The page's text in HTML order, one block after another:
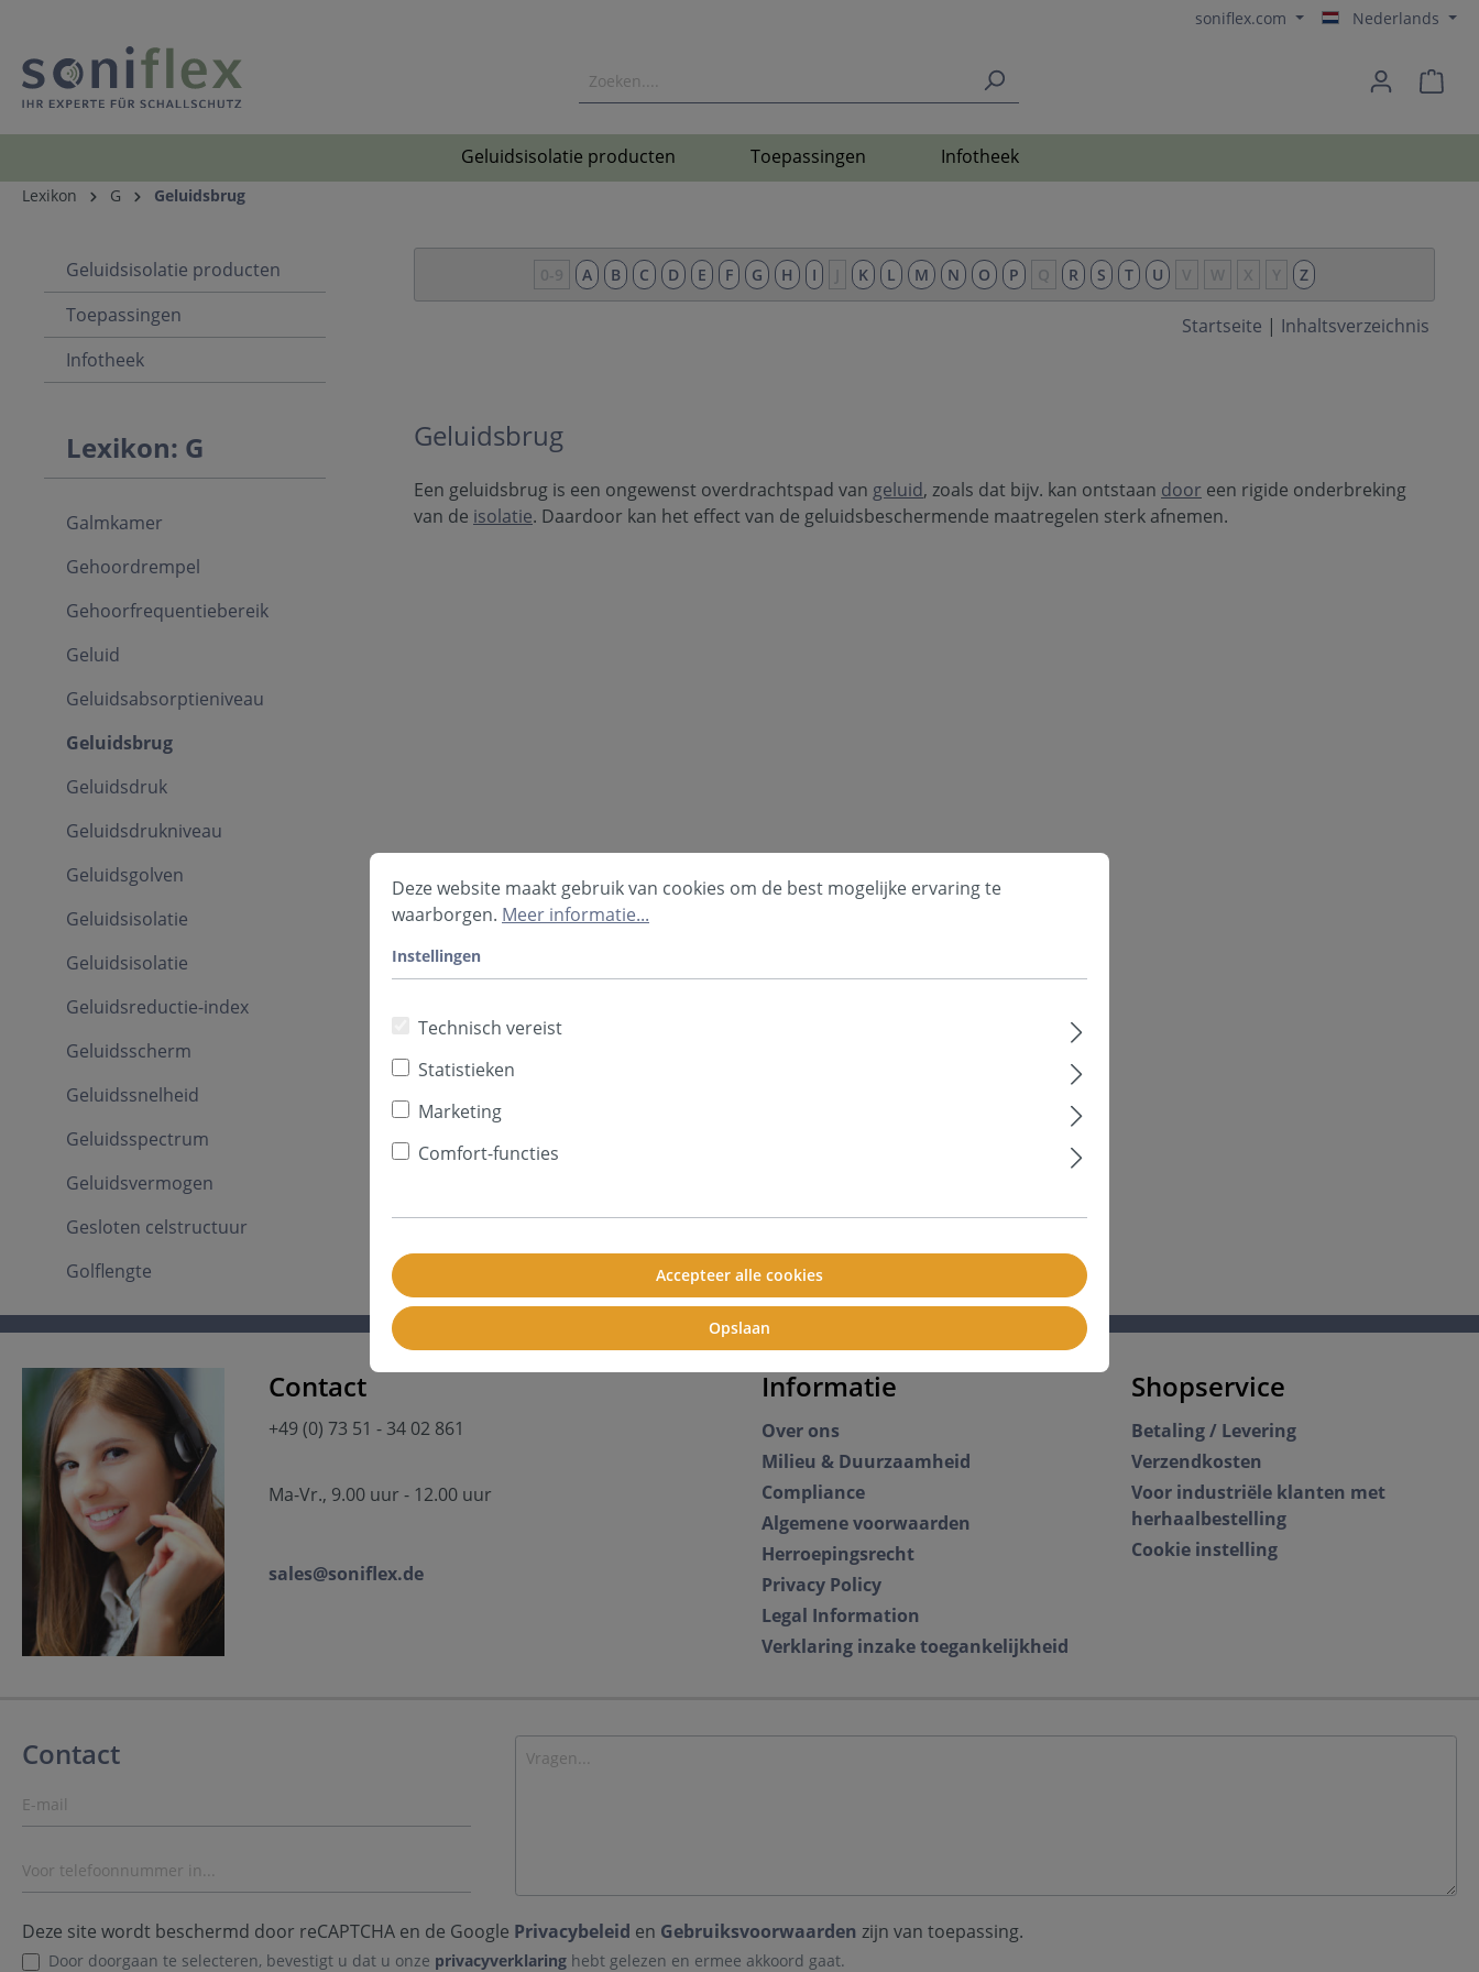
soniflex.com Nederlands
Geluidsisolatie producten Toepassingen Infotheek
Lexikon G Geluidsbrug
Geluidsisolatie producten
Toepassingen
Infotheek
Lexikon: G
Galmkamer
Gehoordrempel
Gehoorfrequentiebereik
Geluid
Geluidsabsorptieniveau
Geluidsbrug
Geluidsdruk
Geluidsdrukniveau
Geluidsgolven
Geluidsisolatie
Geluidsisolatie
Geluidsreductie-index
Geluidsscherm
Geluidssnelheid
Geluidsspectrum
Geluidsvermogen
Gesloten celstructuur
Golflengte
0-9 A B C D E F G H I K L M N O P Q R S T U V W X Y Z
Startseite | Inhaltsverzeichnis
Geluidsbrug
Een geluidsbrug is een ongewenst overdrachtspad van geluid, zoals dat bijv. kan ontstaan door een rigide onderbreking
van de isolatie. Daardoor kan het effect van de geluidsbeschermende maatregelen sterk afnemen.
Contact
+49 (0) 73 51 - 34 02 861
Ma-Vr., 9.00 uur - 12.00 uur
sales@soniflex.de
Informatie
Over ons
Milieu & Duurzaamheid
Compliance
Algemene voorwaarden
Herroepingsrecht
Privacy Policy
Legal Information
Verklaring inzake toegankelijkheid
Shopservice
Betaling / Levering
Verzendkosten
Voor industriële klanten met
herhaalbestelling
Cookie instelling
Contact
Deze site wordt beschermd door reCAPTCHA en de Google Privacybeleid en Gebruiksvoorwaarden zijn van toepassing.
Door doorgaan te selecteren, bevestigt u dat u onze privacyverklaring hebt gelezen en ermee akkoord gaat.
Deze website maakt gebruik van cookies om de best mogelijke ervaring te
waarborgen. Meer informatie...
Instellingen
Technisch vereist
Statistieken
Marketing
Comfort-functies
Accepteer alle cookies
Opslaan